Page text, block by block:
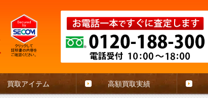
買取アイテム 高額買取実績